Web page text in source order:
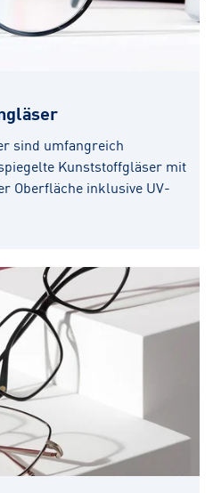
sind umfangreich
Kunststoffgläser mit
Oberfläche inklusive UV-